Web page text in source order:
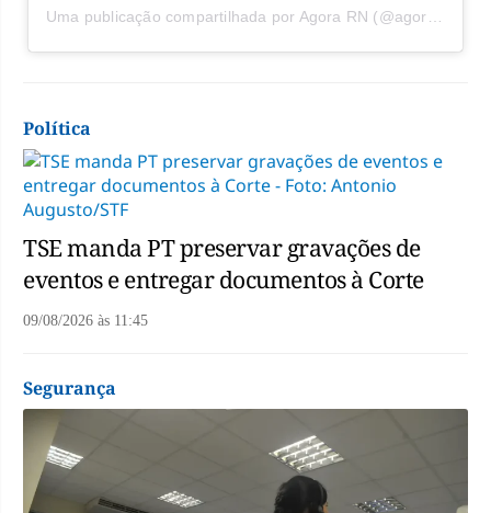
Política
TSE manda PT preservar gravações de
eventos e entregar documentos à Corte
09/08/2026 às 11:45
Segurança